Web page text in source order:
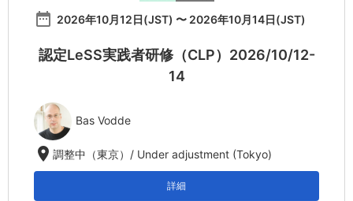
date_range 2026年10月12日(JST) 〜 2026年10月14日(JST)
認定LeSS実践者研修（CLP）2026/10/12-
14
Bas Vodde
location_on調整中（東京）/ Under adjustment (Tokyo)
詳細